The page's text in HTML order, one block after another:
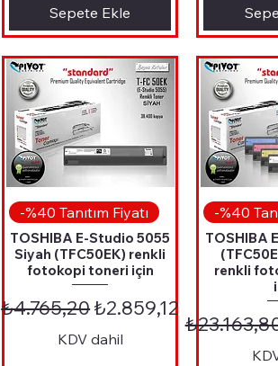
Sepete Ekle
Hızlı Bakış
-%40 Tanıtım Fiyatı
TOSHIBA E-Studio 5055
Siyah (TFC50EK) renkli
fotokopi toneri için
Normal Fiyat
₺4.765,20İndirimli Fiyat
₺2.859,12
KDV dahil
-%40
TOSHIBA
renkli
Normal